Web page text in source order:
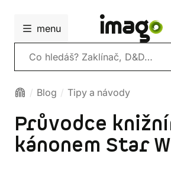
menu
Vyhledávání
Blog Tipy a návody
Průvodce
kánonem Star